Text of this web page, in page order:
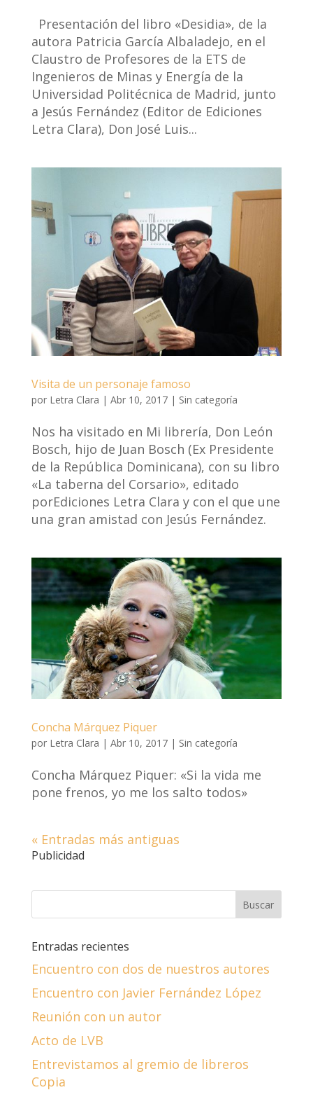
Presentación del libro «Desidia», de la
autora Patricia García Albaladejo, en el
Claustro de Profesores de la ETS de
Ingenieros de Minas y Energía de la
Universidad Politécnica de Madrid, junto
a Jesús Fernández (Editor de Ediciones
Letra Clara), Don José Luis...
Visita de un personaje famoso
por Letra Clara | Abr 10, 2017| Sin categoría
Nos ha visitado en Mi librería, Don León
Bosch, hijo de Juan Bosch (Ex Presidente
de la República Dominicana), con su libro
«La taberna del Corsario», editado
porEdiciones Letra Clara y con el que une
una gran amistad con Jesús Fernández.
Concha Márquez Piquer
por Letra Clara | Abr 10, 2017| Sin categoría
Concha Márquez Piquer: «Si la vida me
pone frenos, yo me los salto todos»
« Entradas más antiguas
Publicidad
Entradas recientes
Encuentro con dos de nuestros autores
Encuentro con Javier Fernández López
Reunión con un autor
Acto de LVB
Entrevistamos al gremio de libreros
Copia